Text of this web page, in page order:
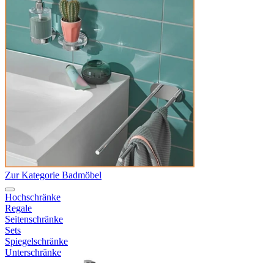
Zur Kategorie Badmöbel
Hochschränke
Regale
Seitenschränke
Sets
Spiegelschränke
Unterschränke